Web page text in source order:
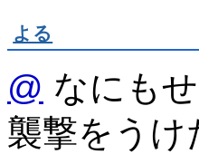
よる
@ なにも
襲撃をうけ